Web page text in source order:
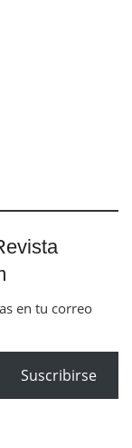
en tu correo
Suscribirse